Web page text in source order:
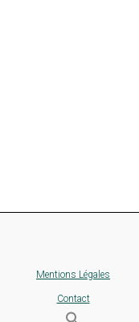
Mentions Légales
Contact